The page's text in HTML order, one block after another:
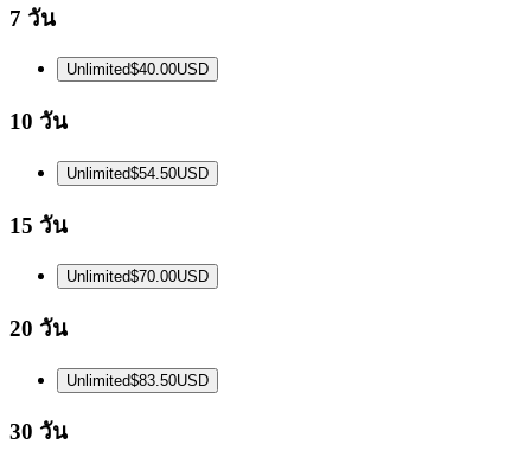
7 วัน
Unlimited$40.00USD
10 วัน
Unlimited$54.50USD
15 วัน
Unlimited$70.00USD
20 วัน
Unlimited$83.50USD
30 วัน